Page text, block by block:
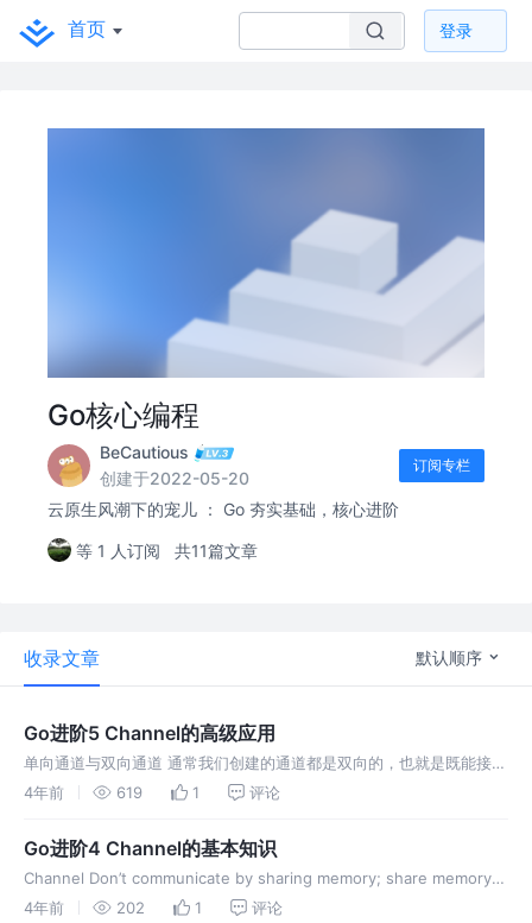
首页 登录
Go核心编程
BeCautious
创建于2022-05-20
订阅专栏
云原生风潮下的宠儿 ： Go 夯实基础，核心进阶
等 1 人订阅 共11篇文章
收录文章 默认顺序
Go进阶5 Channel的高级应用
单向通道与双向通道 通常我们创建的通道都是双向的，也就是既能接收
也能发送元素，而单项通道则代表只能接收元素或者发送元素的通道。
规范约束
4年前 619 1 评论
Go进阶4 Channel的基本知识
Channel Don’t communicate by sharing memory; share memory
by communicating. （不要通过共享内存来通信，而应该通过通信来共
4年前 202 1 评论